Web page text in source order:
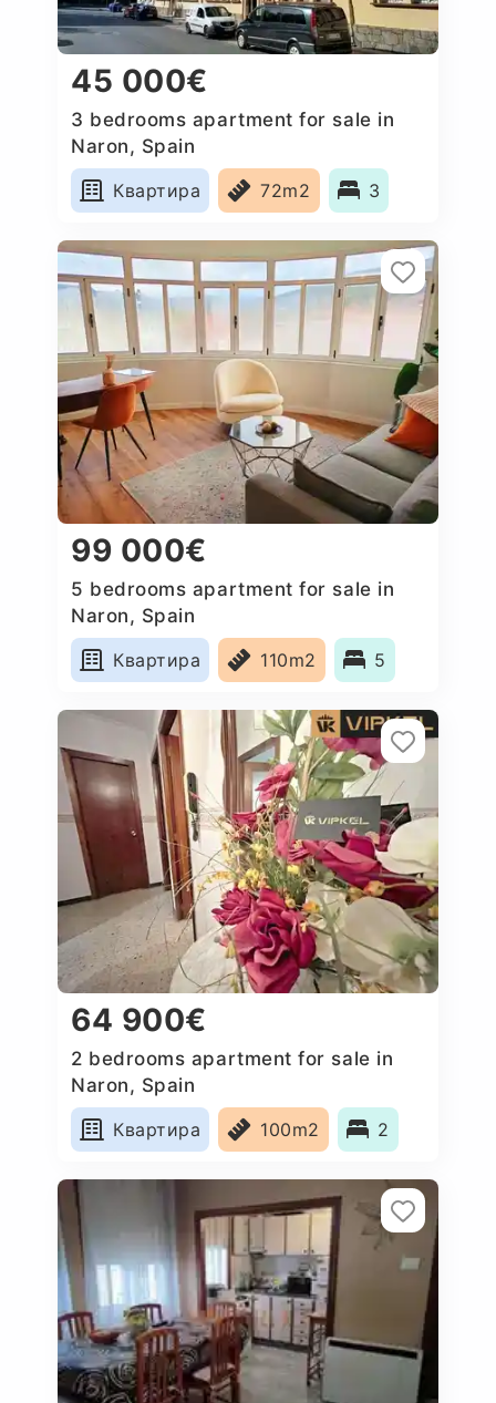
45 000€
3 bedrooms apartment for sale in
Naron, Spain
Квартира
72m2 3
99 000€
5 bedrooms apartment for sale in
Naron, Spain
Квартира
110m2 5
64 900€
2 bedrooms apartment for sale in
Naron, Spain
Квартира
100m2 2